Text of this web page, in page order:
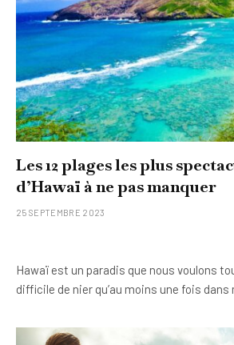
Les 12 plages les plus
d’Hawaï à ne pas manquer
25 SEPTEMBRE 2023
Hawaï est un paradis que nous voulons
difficile de nier qu’au moins une fois